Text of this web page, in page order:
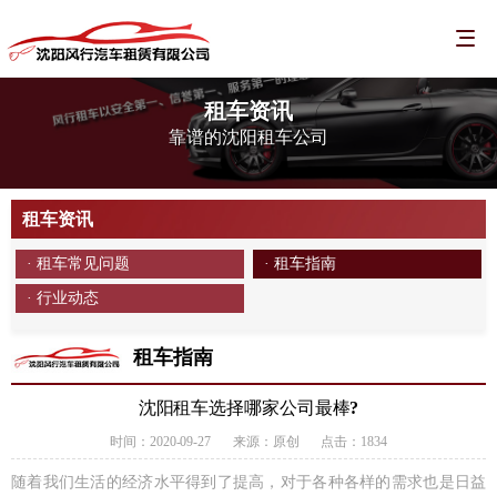
租车资讯
靠谱的沈阳租车公司
租车资讯
· 租车常见问题 · 租车指南
· 行业动态
租车指南
沈阳租车选择哪家公司最棒?
时间：2020-09-27 来源：原创 点击：1834
随着我们生活的经济水平得到了提高，对于各种各样的需求也是日益